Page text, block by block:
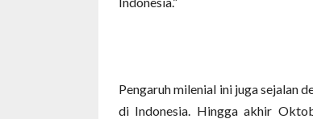
Pengaruh milenial ini juga sejalan
di Indonesia. Hingga akhir